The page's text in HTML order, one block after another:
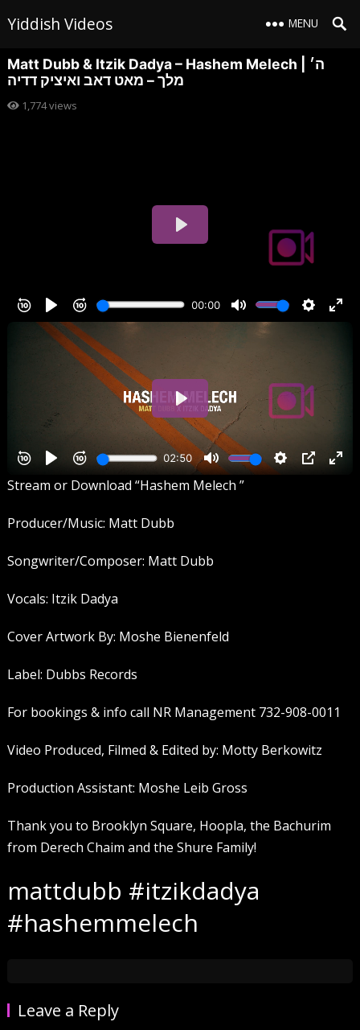
Yiddish Videos MENU
Matt Dubb & Itzik Dadya – Hashem Melech | ה׳
מלך – מאט דאב ואיציק דדיה
1,774views
Stream or Download “Hashem Melech ”
Producer/Music: Matt Dubb
Songwriter/Composer: Matt Dubb
Vocals: Itzik Dadya
Cover Artwork By: Moshe Bienenfeld
Label: Dubbs Records
For bookings & info call NR Management 732-908-0011
Video Produced, Filmed & Edited by: Motty Berkowitz
Production Assistant: Moshe Leib Gross
Thank you to Brooklyn Square, Hoopla, the Bachurim
from Derech Chaim and the Shure Family!
mattdubb #itzikdadya
#hashemmelech
Leave a Reply